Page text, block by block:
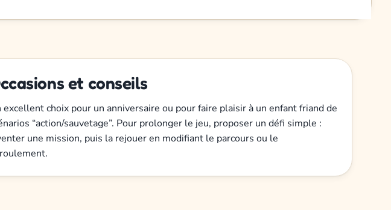
et conseils
excellent choix pour un anniversaire ou pour faire plaisir à un enfant friand de
“action/sauvetage”. Pour prolonger le jeu, proposer un défi simple :
une mission, puis la rejouer en modifiant le parcours ou le